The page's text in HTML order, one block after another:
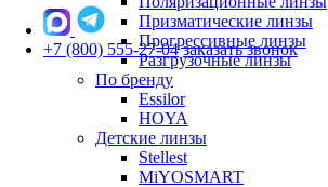
Призматические линзы
Прогрессивные линзы
Разгрузочные линзы
По бренду
Essilor
HOYA
Детские линзы
Stellest
MiYOSMART
+7 (800) 555-27-04 заказать звонок